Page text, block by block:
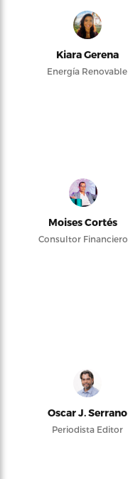
Kiara Gerena
Energía Renovable
Moises Cortés
Consultor Financiero
Oscar J. Serrano
Periodista Editor